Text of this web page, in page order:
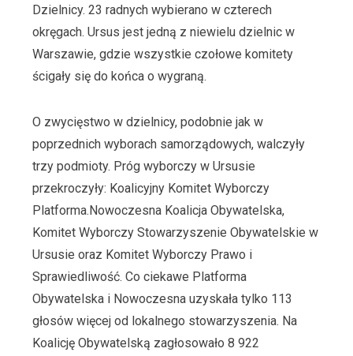
Dzielnicy. 23 radnych wybierano w czterech
okręgach. Ursus jest jedną z niewielu dzielnic w
Warszawie, gdzie wszystkie czołowe komitety
ścigały się do końca o wygraną.
O zwycięstwo w dzielnicy, podobnie jak w
poprzednich wyborach samorządowych, walczyły
trzy podmioty. Próg wyborczy w Ursusie
przekroczyły: Koalicyjny Komitet Wyborczy
Platforma.Nowoczesna Koalicja Obywatelska,
Komitet Wyborczy Stowarzyszenie Obywatelskie w
Ursusie oraz Komitet Wyborczy Prawo i
Sprawiedliwość. Co ciekawe Platforma
Obywatelska i Nowoczesna uzyskała tylko 113
głosów więcej od lokalnego stowarzyszenia. Na
Koalicję Obywatelską zagłosowało 8 922